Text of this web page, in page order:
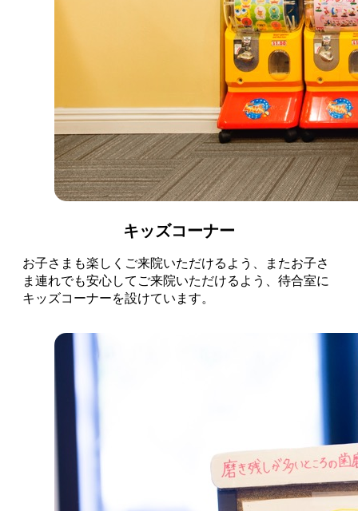
キッズコーナー
お子さまも楽しくご来院いただけるよう、またお子さ
ま連れでも安心してご来院いただけるよう、待合室に
キッズコーナーを設けています。